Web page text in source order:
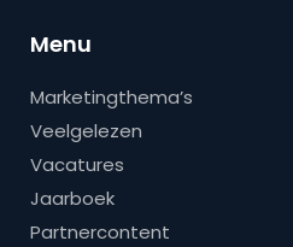
Menu
Marketingthema’s
Veelgelezen
Vacatures
Jaarboek
Partnercontent